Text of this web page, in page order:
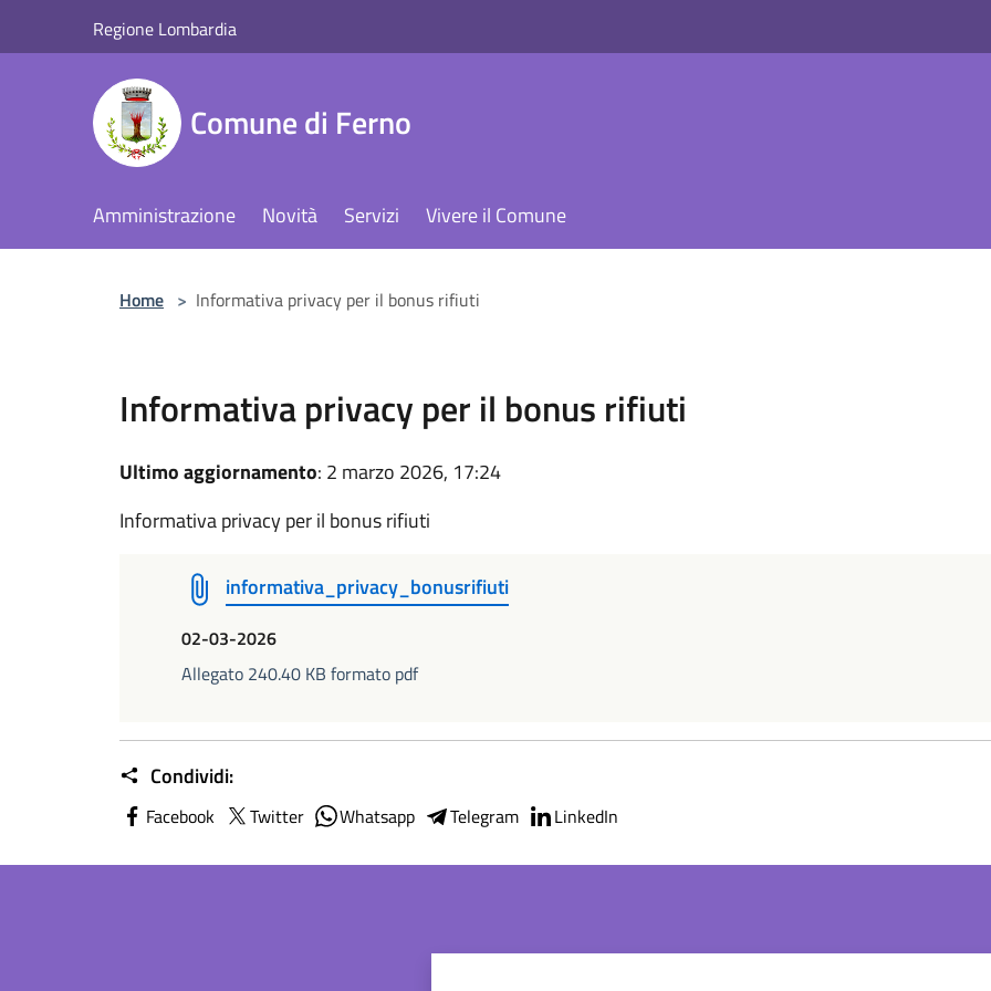
Regione Lombardia
Comune di Ferno
Amministrazione Novità Servizi Vivere il Comune
Home > Informativa privacy per il bonus rifiuti
Informativa privacy per il bonus rifiuti
Ultimo aggiornamento: 2 marzo 2026, 17:24
Informativa privacy per il bonus rifiuti
informativa_privacy_bonusrifiuti
02-03-2026
Allegato 240.40 KB formato pdf
Condividi:
Facebook Twitter Whatsapp Telegram LinkedIn